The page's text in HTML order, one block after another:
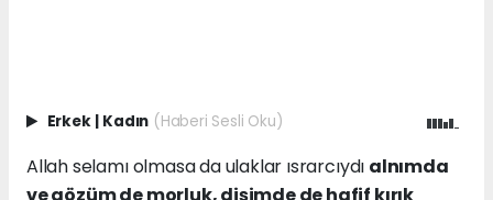
Erkek Kadın (Haberi Sesli Oku)
Allah selamı olmasa da ulaklar ısrarcıydı alnımda